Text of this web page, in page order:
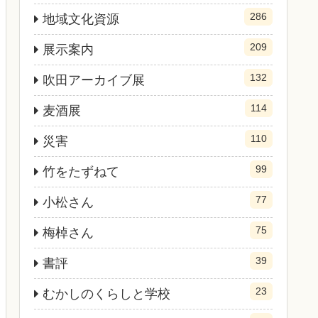
地域文化資源 286
展示案内 209
吹田アーカイブ展 132
麦酒展 114
災害 110
竹をたずねて 99
小松さん 77
梅棹さん 75
書評 39
むかしのくらしと学校 23